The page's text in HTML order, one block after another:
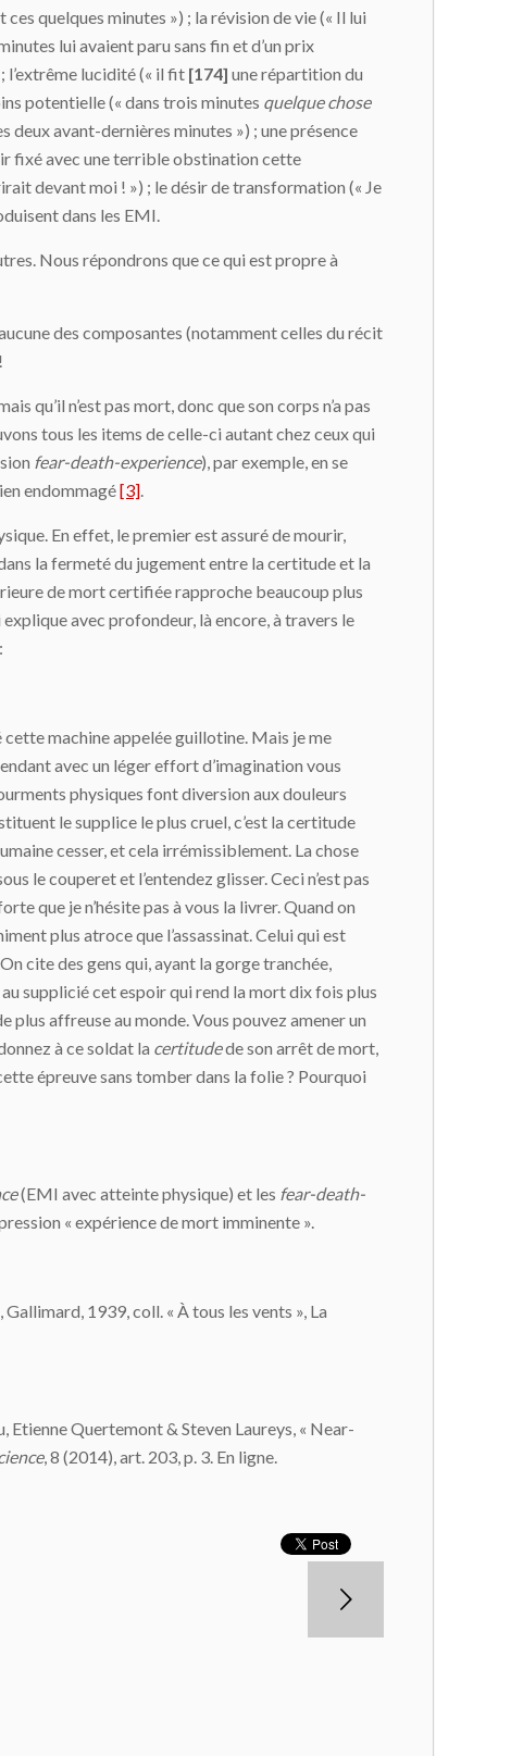
quelques minutes ») ; la révision de vie (« Il lui
lui avaient paru sans fin et d’un prix
l’extrême lucidité (« il fit [174] une répartition du
potentielle (« dans trois minutes quelque chose
deux avant-dernières minutes ») ; une présence
fixé avec une terrible obstination cette
devant moi ! ») ; le désir de transformation (« Je
dans les EMI.
Nous répondrons que ce qui est propre à
des composantes (notamment celles du récit
qu’il n’est pas mort, donc que son corps n’a pas
tous les items de celle-ci autant chez ceux qui
fear-death-experience), par exemple, en se
endommagé[3].
En effet, le premier est assuré de mourir,
la fermeté du jugement entre la certitude et la
de mort certifiée rapproche beaucoup plus
avec profondeur, là encore, à travers le
cette machine appelée guillotine. Mais je me
avec un léger effort d’imagination vous
physiques font diversion aux douleurs
le supplice le plus cruel, c’est la certitude
cesser, et cela irrémissiblement. La chose
le couperet et l’entendez glisser. Ceci n’est pas
que je n’hésite pas à vous la livrer. Quand on
plus atroce que l’assassinat. Celui qui est
cite des gens qui, ayant la gorge tranchée,
au supplicié cet espoir qui rend la mort dix fois plus
plus affreuse au monde. Vous pouvez amener un
à ce soldat la certitudede son arrêt de mort,
épreuve sans tomber dans la folie ? Pourquoi
(EMI avec atteinte physique) et les fear-death-
« expérience de mort imminente ».
1939, coll. « À tous les vents », La
Etienne Quertemont & Steven Laureys, « Near-
, 8 (2014), art. 203, p. 3. En ligne.